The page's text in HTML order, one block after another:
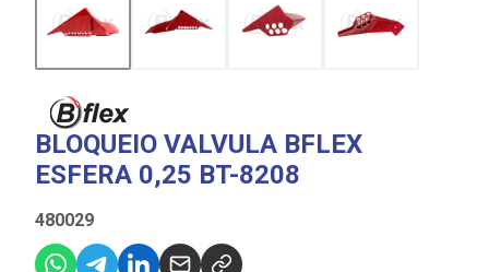
BLOQUEIO VALVULA BFLEX
ESFERA 0,25 BT-8208
480029